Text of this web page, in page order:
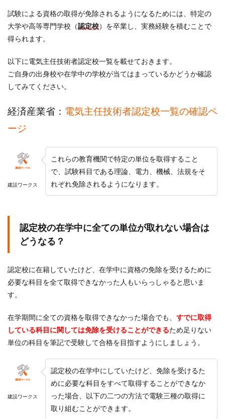
試験による資格の取得が免除されるようになるためには、特定の
大学や高等専門学校（認定校）を卒業し、実務経験を積むことで
得られます。
以下に電気主任技術者認定校一覧を載せておきます。
ご自身の出身校や在学中の学校が当てはまっているかどうか確認
してみてください。
経済産業省： 電気主任技術者認定校一覧の確認ペ
ージ
建設ワークス
これらの教育機関で特定の単位を取得すること
で、試験科目である理論、電力、機械、法規をそ
れぞれ免除されるようになります。
認定校の在学中に全ての単位が取れない場合は
どうなる？
認定校に在籍していたけど、在学中に資格の免除を受けるために
必要な科目を全て取得できなかった人もいらっしゃると思いま
す。
在学期間に全ての資格を取得できなかった場合でも、 すでに取得
している科目に関しては免除を受けることができるため足りない
単位の科目を筆記で受験して合格を目指すようにしましょう。
建設ワークス
認定校の在学中にしていたけど、免除を受けるた
めに必要な科目をすべて取得することができなか
った場合、以下の二つの方法で電験三種の取得に
取り組むことができます。